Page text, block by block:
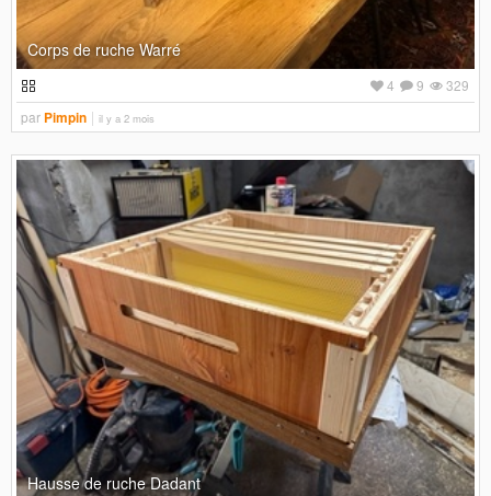
Corps de ruche Warré
329
9
4
parPimpin il y a 2 mois
Hausse de ruche Dadant